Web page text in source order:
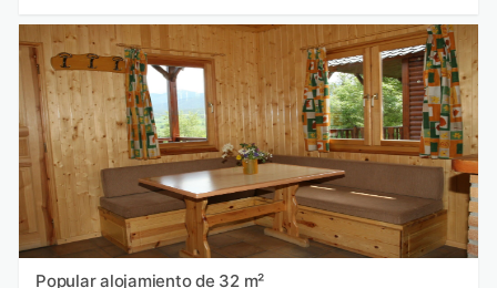
Popular alojamiento de 32 m²